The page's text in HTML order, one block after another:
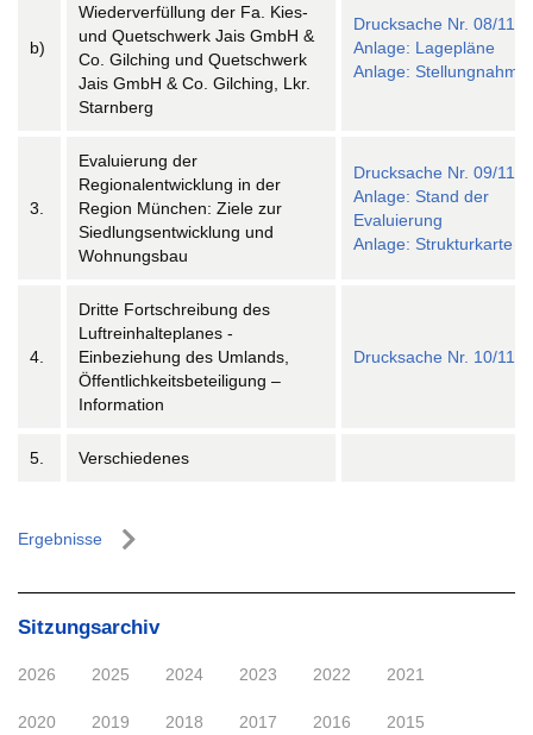
b)
Wiederverfüllung der Fa. Kies-
und Quetschwerk Jais GmbH &
Co. Gilching und Quetschwerk
Jais GmbH & Co. Gilching, Lkr.
Starnberg
Drucksache Nr. 08/11
Anlage: Lagepläne
Anlage: Stellungnahme
3.
Evaluierung der
Regionalentwicklung in der
Region München: Ziele zur
Siedlungsentwicklung und
Wohnungsbau
Drucksache Nr. 09/11
Anlage: Stand der
Evaluierung
Anlage: Strukturkarte
4.
Dritte Fortschreibung des
Luftreinhalteplanes -
Einbeziehung des Umlands,
Öffentlichkeitsbeteiligung –
Information
Drucksache Nr. 10/11
5. Verschiedenes
Ergebnisse
Sitzungsarchiv
2026 2025 2024 2023 2022 2021
2020 2019 2018 2017 2016 2015